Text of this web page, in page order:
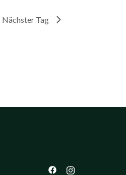
Nächster Tag